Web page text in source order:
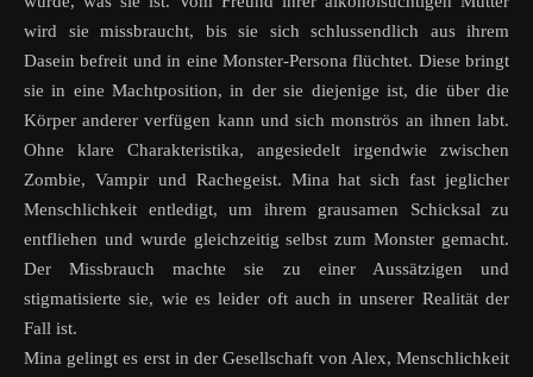
wird sie missbraucht, bis sie sich schlussendlich aus ihrem
Dasein befreit und in eine Monster-Persona flüchtet. Diese bringt
sie in eine Machtposition, in der sie diejenige ist, die über die
Körper anderer verfügen kann und sich monströs an ihnen labt.
Ohne klare Charakteristika, angesiedelt irgendwie zwischen
Zombie, Vampir und Rachegeist. Mina hat sich fast jeglicher
Menschlichkeit entledigt, um ihrem grausamen Schicksal zu
entfliehen und wurde gleichzeitig selbst zum Monster gemacht.
Der Missbrauch machte sie zu einer Aussätzigen und
stigmatisierte sie, wie es leider oft auch in unserer Realität der
Fall ist.
Mina gelingt es erst in der Gesellschaft von Alex, Menschlichkeit